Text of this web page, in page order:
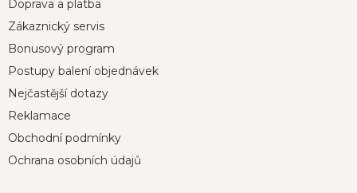
Doprava a platba
Zákaznický servis
Bonusový program
Postupy balení objednávek
Nejčastější dotazy
Reklamace
Obchodní podmínky
Ochrana osobních údajů